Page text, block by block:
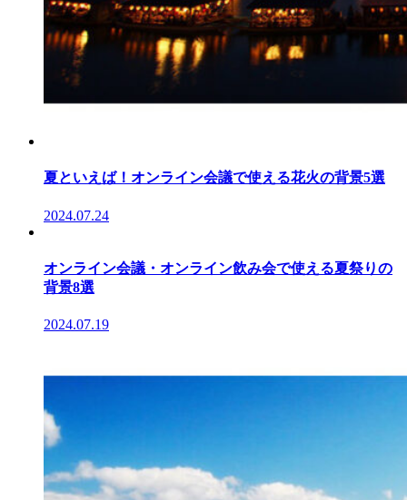
夏といえば！オンライン会議で使える花火の背景5選
2024.07.24
オンライン会議・オンライン飲み会で使える夏祭りの
背景8選
2024.07.19